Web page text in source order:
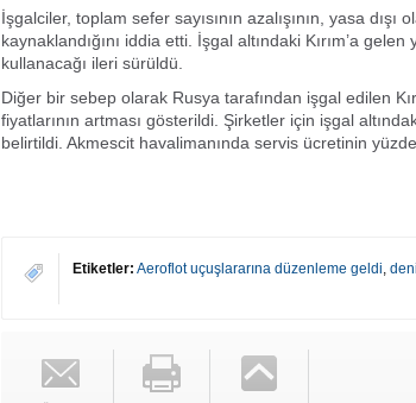
İşgalciler, toplam sefer sayısının azalışının, yasa
kaynaklandığını iddia etti. İşgal altındaki Kırım’a gelen
kullanacağı ileri sürüldü.
Diğer bir sebep olarak Rusya tarafından işgal edilen
fiyatlarının artması gösterildi. Şirketler için işgal
belirtildi. Akmescit havalimanında servis ücretinin
Etiketler: Aeroflot uçuşlararına düzenleme geldi,